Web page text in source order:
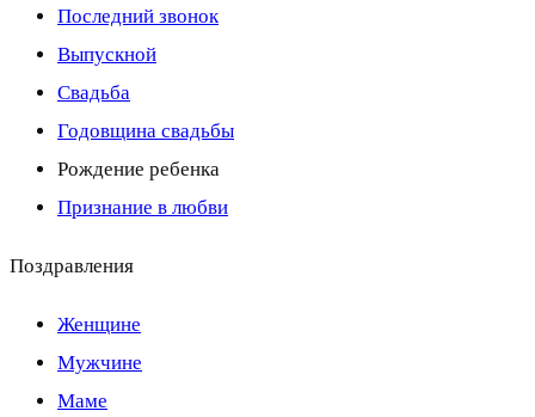
Последний звонок
Выпускной
Свадьба
Годовщина свадьбы
Рождение ребенка
Признание в любви
Поздравления
Женщине
Мужчине
Маме